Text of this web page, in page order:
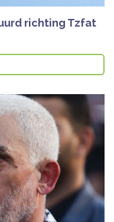
richting Tzfat